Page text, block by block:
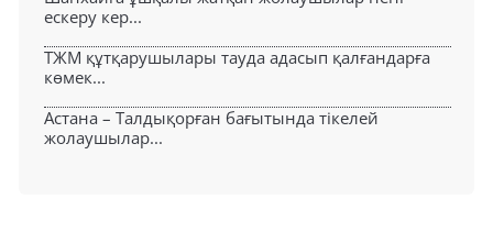
ескеру кер...
ТЖМ құтқарушылары тауда адасып қалғандарға
көмек...
Астана – Талдықорған бағытында тікелей
жолаушылар...